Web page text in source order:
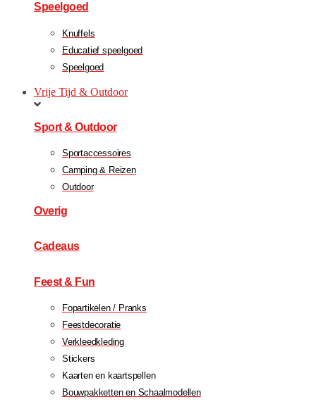
Speelgoed
Knuffels
Educatief speelgoed
Speelgoed
Vrije Tijd & Outdoor
Sport & Outdoor
Sportaccessoires
Camping & Reizen
Outdoor
Overig
Cadeaus
Feest & Fun
Fopartikelen / Pranks
Feestdecoratie
Verkleedkleding
Stickers
Kaarten en kaartspellen
Bouwpakketten en Schaalmodellen